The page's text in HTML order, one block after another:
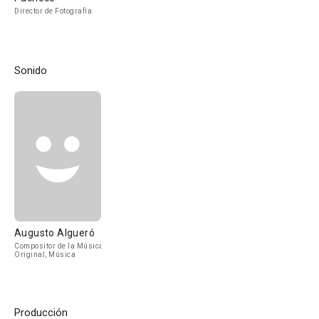
Director de Fotografía
Sonido
Augusto Algueró
Compositor de la Música
Original, Música
Producción